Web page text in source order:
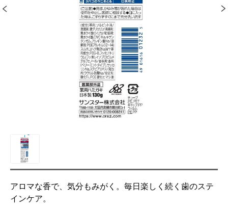
アロマな香で、気分もみがく。毎日楽しく続く歯のステ
インケア。